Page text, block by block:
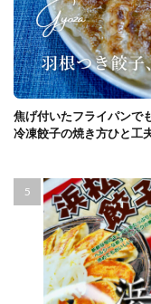
焦げ付いたフライパンで
冷凍餃子の焼き方ひと工